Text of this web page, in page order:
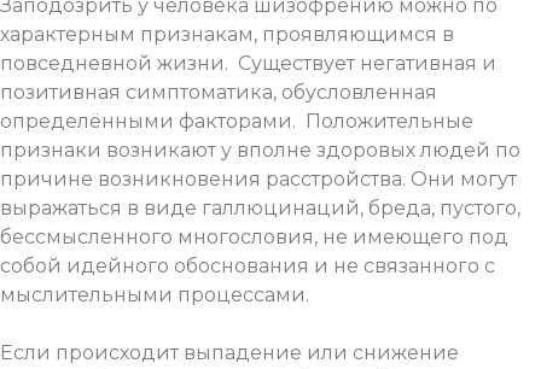
Заподозрить у человека шизофрению можно по
характерным признакам, проявляющимся в
повседневной жизни. Существует негативная и
позитивная симптоматика, обусловленная
определёнными факторами. Положительные
признаки возникают у вполне здоровых людей по
причине возникновения расстройства. Они могут
выражаться в виде галлюцинаций, бреда, пустого,
бессмысленного многословия, не имеющего под
собой идейного обоснования и не связанного с
мыслительными процессами.
Если происходит выпадение или снижение